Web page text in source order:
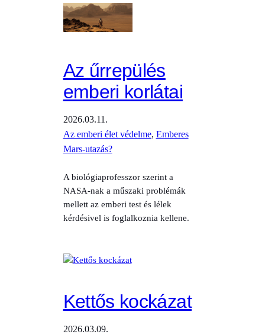
Az űrrepülés
emberi korlátai
2026.03.11.
Az emberi élet védelme, Emberes
Mars-utazás?
A biológiaprofesszor szerint a
NASA-nak a műszaki problémák
mellett az emberi test és lélek
kérdésivel is foglalkoznia kellene.
Kettős kockázat
2026.03.09.